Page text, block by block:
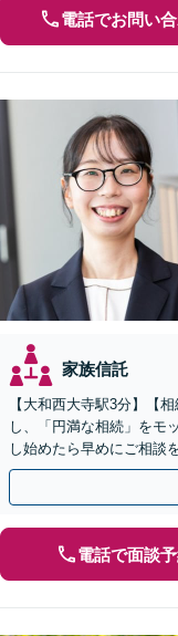
電話でお問い
家族信託
【大和西大寺駅3分】【
し、「円満な相続」をモ
し始めたら早めにご相談
／生前贈与など【土曜・
電話で面談